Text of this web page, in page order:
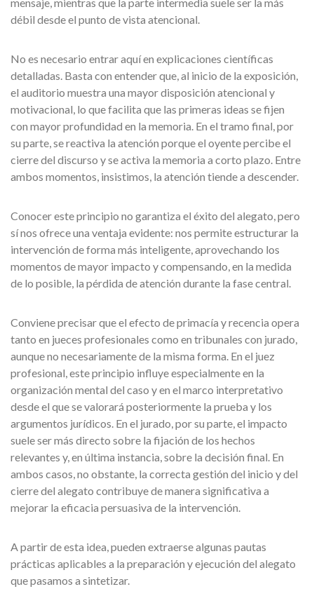
débil desde el punto de vista atencional.
No es necesario entrar aquí en explicaciones científicas
detalladas. Basta con entender que, al inicio de la exposición,
el auditorio muestra una mayor disposición atencional y
motivacional, lo que facilita que las primeras ideas se fijen
con mayor profundidad en la memoria. En el tramo final, por
su parte, se reactiva la atención porque el oyente percibe el
cierre del discurso y se activa la memoria a corto plazo. Entre
ambos momentos, insistimos, la atención tiende a descender.
Conocer este principio no garantiza el éxito del alegato, pero
sí nos ofrece una ventaja evidente: nos permite estructurar la
intervención de forma más inteligente, aprovechando los
momentos de mayor impacto y compensando, en la medida
de lo posible, la pérdida de atención durante la fase central.
Conviene precisar que el efecto de primacía y recencia opera
tanto en jueces profesionales como en tribunales con jurado,
aunque no necesariamente de la misma forma. En el juez
profesional, este principio influye especialmente en la
organización mental del caso y en el marco interpretativo
desde el que se valorará posteriormente la prueba y los
argumentos jurídicos. En el jurado, por su parte, el impacto
suele ser más directo sobre la fijación de los hechos
relevantes y, en última instancia, sobre la decisión final. En
ambos casos, no obstante, la correcta gestión del inicio y del
cierre del alegato contribuye de manera significativa a
mejorar la eficacia persuasiva de la intervención.
A partir de esta idea, pueden extraerse algunas pautas
prácticas aplicables a la preparación y ejecución del alegato
que pasamos a sintetizar.